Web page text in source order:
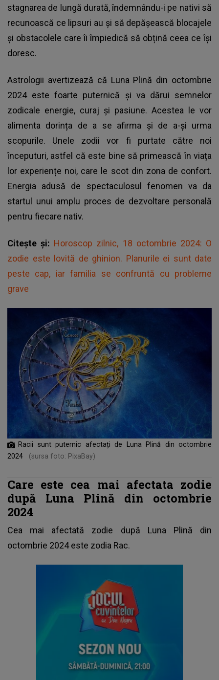
stagnarea de lungă durată, îndemnându-i pe nativi să
recunoască ce lipsuri au și să depășească blocajele
și obstacolele care îi împiedică să obțină ceea ce își
doresc.
Astrologii avertizează că Luna Plină din octombrie
2024 este foarte puternică și va dărui semnelor
zodicale energie, curaj și pasiune. Acestea le vor
alimenta dorința de a se afirma și de a-și urma
scopurile. Unele zodii vor fi purtate către noi
începuturi, astfel că este bine să primească în viața
lor experiențe noi, care le scot din zona de confort.
Energia adusă de spectaculosul fenomen va da
startul unui amplu proces de dezvoltare personală
pentru fiecare nativ.
Citește și: Horoscop zilnic, 18 octombrie 2024: O
zodie este lovită de ghinion. Planurile ei sunt date
peste cap, iar familia se confruntă cu probleme
grave
Racii sunt puternic afectați de Luna Plină din octombrie
2024
(sursa foto: PixaBay)
Care este cea mai afectata zodie
după Luna Plină din octombrie
2024
Cea mai afectată zodie după Luna Plină din
octombrie 2024 este zodia Rac.